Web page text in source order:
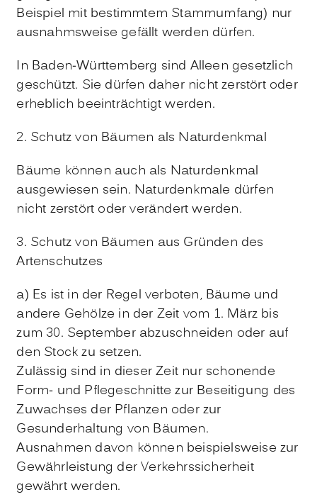
Beispiel mit bestimmtem Stammumfang) nur
ausnahmsweise gefällt werden dürfen.
In Baden-Württemberg sind Alleen gesetzlich
geschützt. Sie dürfen daher nicht zerstört oder
erheblich beeinträchtigt werden.
2. Schutz von Bäumen als Naturdenkmal
Bäume können auch als Naturdenkmal
ausgewiesen sein. Naturdenkmale dürfen
nicht zerstört oder verändert werden.
3. Schutz von Bäumen aus Gründen des
Artenschutzes
a) Es ist in der Regel verboten, Bäume und
andere Gehölze in der Zeit vom 1. März bis
zum 30. September abzuschneiden oder auf
den Stock zu setzen.
Zulässig sind in dieser Zeit nur schonende
Form- und Pflegeschnitte zur Beseitigung des
Zuwachses der Pflanzen oder zur
Gesunderhaltung von Bäumen.
Ausnahmen davon können beispielsweise zur
Gewährleistung der Verkehrssicherheit
gewährt werden.